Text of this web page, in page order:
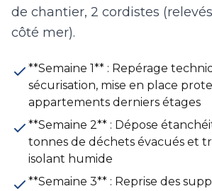
de chantier, 2 cordistes
côté mer).
**Semaine 1** : Repérage
sécurisation, mise en place
appartements derniers étages
**Semaine 2** : Dépose
tonnes de déchets évacués et
isolant humide
**Semaine 3** : Reprise des